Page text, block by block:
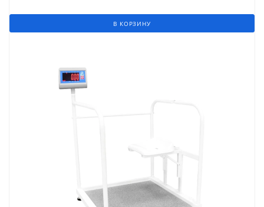
В КОРЗИНУ